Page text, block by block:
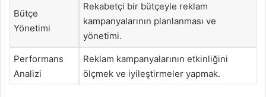
Bütçe
Yönetimi
Rekabetçi bir bütçeyle reklam
kampanyalarının planlanması ve
yönetimi.
Performans
Analizi
Reklam kampanyalarının etkinliğini
ölçmek ve iyileştirmeler yapmak.